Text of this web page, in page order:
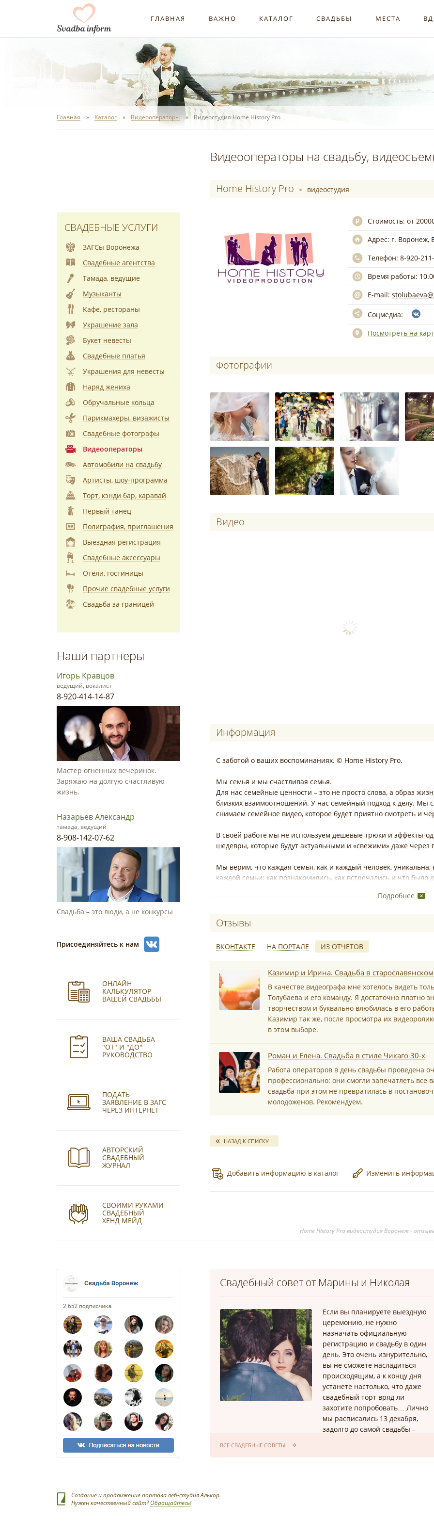
ГЛАВНАЯ ВАЖНО КАТАЛОГ СВАДЬБЫ МЕСТА
Главная Каталог Видеооператоры Видеостудия Home History Pro
Видеооператоры на свадьбу,
Home History Pro видеостудия
Стоимость: от
Адрес: г. Воронеж,
Телефон: 8-920-
Время работы:
E-mail:
Соцмедиа:
Посмотреть на
Информация
С заботой о ваших воспоминаниях. © Home History Pro.
Мы семья и мы счастливая семья.
Для нас семейные ценности – это не просто слова, а образ
близких взаимоотношений. У нас семейный подход к делу. Мы
снимаем семейное видео, которое будет приятно смотреть и
В своей работе мы не используем дешевые трюки и эффекты-
шедевры, которые будут актуальными и «свежими» даже через
Мы верим, что каждая семья, как и каждый человек,
каждой семьи: как познакомились, как встречались и что
Совместные воспоминания – это то, что сближает, объединяет
Как же важно порой посидеть и поговорить на тему «А
носителях, то ими легко поделиться. Здорово, когда можно
ее, так сказать, в развитии. Вот свадьба, а вот крестины, а вот
Аэросъемка.
Подробнее
Фотографии
Видео
Отзывы о Home History Pro
ВКОНТАКТЕ НА ПОРТАЛЕ ИЗ ОТЧЕТОВ
*
*
Казимир и Ирина. Свадьба в
В качестве видеографа мне хотелось видеть
Толубаева и его команду. Я достаточно плотно
творчеством и буквально влюбилась в его
Казимир так же, после просмотра их
в этом выборе.
Роман и Елена. Свадьба в стиле Чикаго 30-х
Работа операторов в день свадьбы проведена
профессионально: они смогли запечатлеть все
свадьба при этом не превратилась в
молодоженов. Рекомендуем.
НАЗАД К СПИСКУ
Добавить информацию в каталог Изменить
Home History Pro видеостудия Воронеж -
СВАДЕБНЫЕ УСЛУГИ
ЗАГСы Воронежа
Свадебные агентства
Тамада, ведущие
Музыканты
Кафе, рестораны
Украшение зала
Букет невесты
Свадебные платья
Украшения для невесты
Наряд жениха
Обручальные кольца
Парикмахеры, визажисты
Свадебные фотографы
Видеооператоры
Автомобили на свадьбу
Артисты, шоу-программа
Торт, кэнди бар, каравай
Первый танец
Полиграфия, приглашения
Выездная регистрация
Свадебные аксессуары
Отели, гостиницы
Прочие свадебные услуги
Свадьба за границей
Наши партнеры
Игорь Кравцов
ведущий, вокалист
8-920-414-14-87
Мастер огненных вечеринок.
Заряжаю на долгую счастливую
жизнь.
Назарьев Александр
тамада, ведущий
8-908-142-07-62
Свадьба – это люди, а не конкурсы
Присоединяйтесь к нам
ОНЛАЙН
КАЛЬКУЛЯТОР
ВАШЕЙ СВАДЬБЫ
ВАША СВАДЬБА
"ОТ" И "ДО"
РУКОВОДСТВО
ПОДАТЬ
ЗАЯВЛЕНИЕ В ЗАГС
ЧЕРЕЗ ИНТЕРНЕТ
АВТОРСКИЙ
СВАДЕБНЫЙ
ЖУРНАЛ
СВОИМИ РУКАМИ
СВАДЕБНЫЙ
ХЕНД МЕЙД
Свадебный совет от Марины и Николая
Если вы планируете выездную
церемонию, не нужно
назначать официальную
регистрацию и свадьбу в один
день. Это очень изнурительно,
вы не сможете насладиться
происходящим, а к концу дня
устанете настолько, что даже
свадебный торт вряд ли
захотите попробовать… Лично
мы расписались 13 декабря,
задолго до самой свадьбы –
ВСЕ СВАДЕБНЫЕ СОВЕТЫ
Создание и продвижение портала веб-студия Алькор.
Нужен качественный сайт?Обращайтесь!